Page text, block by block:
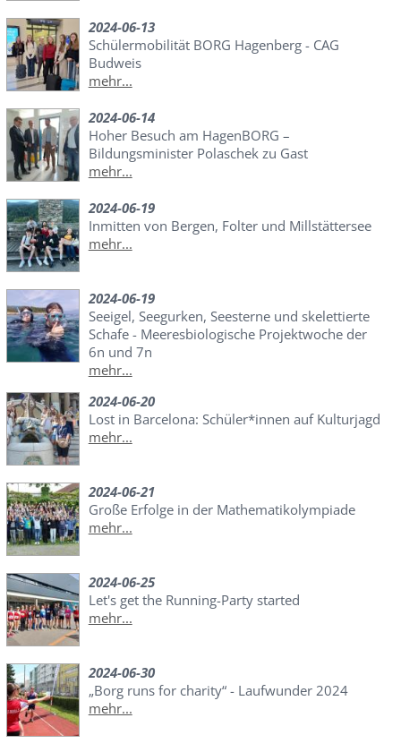
2024-06-13
Schülermobilität BORG Hagenberg - CAG
Budweis
mehr...
2024-06-14
Hoher Besuch am HagenBORG –
Bildungsminister Polaschek zu Gast
mehr...
2024-06-19
Inmitten von Bergen, Folter und Millstättersee
mehr...
2024-06-19
Seeigel, Seegurken, Seesterne und skelettierte
Schafe - Meeresbiologische Projektwoche der
6n und 7n
mehr...
2024-06-20
Lost in Barcelona: Schüler*innen auf Kulturjagd
mehr...
2024-06-21
Große Erfolge in der Mathematikolympiade
mehr...
2024-06-25
Let's get the Running-Party started
mehr...
2024-06-30
„Borg runs for charity“ - Laufwunder 2024
mehr...